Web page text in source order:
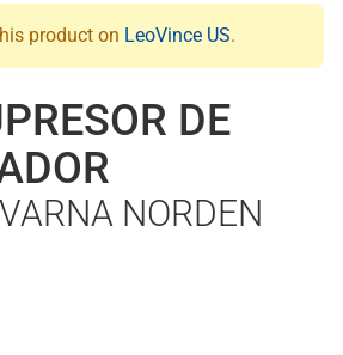
product on LeoVince US.
DE
NORDEN